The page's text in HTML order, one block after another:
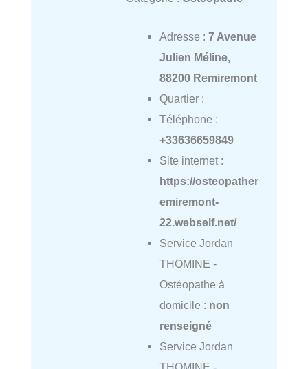
Adresse : 7 Avenue
Julien Méline,
88200 Remiremont
Quartier :
Téléphone :
+33636659849
Site internet :
https://osteopather
emiremont-
22.webself.net/
Service Jordan
THOMINE -
Ostéopathe à
domicile : non
renseigné
Service Jordan